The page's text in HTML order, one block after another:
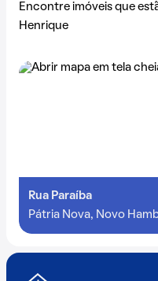
Encontre imóveis que
Henrique
Rua Paraíba
Pátria Nova, Novo